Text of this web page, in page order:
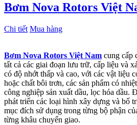
Bơm Nova Rotors Việt
Chi tiết Mua hàng
Bơm Nova Rotors Việt Nam cung cấp
tất cả các giai đoạn lưu trữ, cấp liệu và
có độ nhớt thấp và cao, với các vật liệu
hoặc chất bôi trơn, các sản phẩm có
công nghiệp sản xuất dầu, lọc hóa dầu.
phát triển các loại hình xây dựng và bố
mục đích sử dụng trong từng bộ phận
từng khâu chuyển giao.